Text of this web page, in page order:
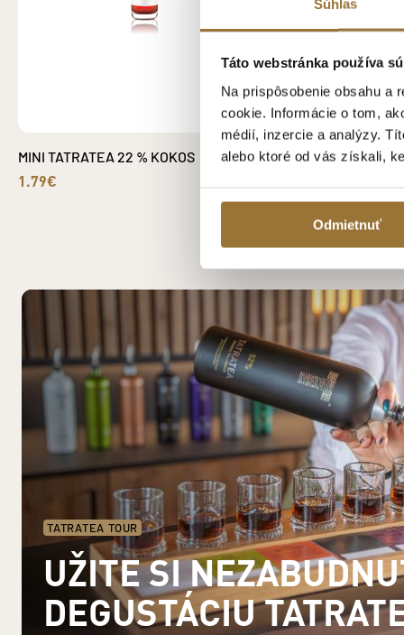
Súhlas
Táto webstránka používa
Na prispôsobenie obsahu a
cookie. Informácie o tom,
médií, inzercie a analýzy.
alebo ktoré od vás získali,
Odmietnuť
MINI TATRATEA 22 % KOKOS
1.79€
SKLENENÁ
TATRATEA TOUR
UŽITE SI
DEGUSTÁCIU